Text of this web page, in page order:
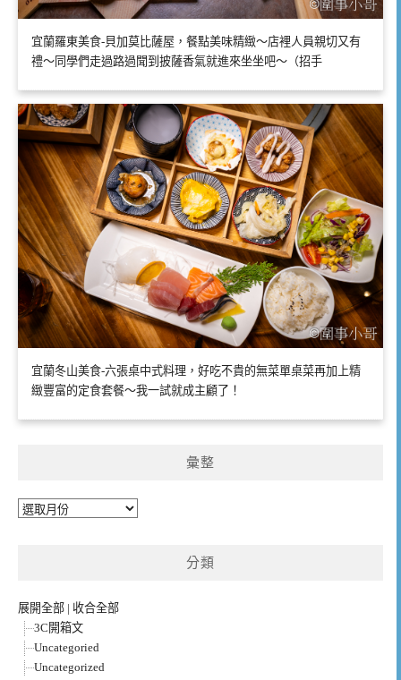
宜蘭羅東美食-貝加莫比薩屋，餐點美味精緻～店裡人員親切又有
禮～同學們走過路過聞到披薩香氣就進來坐坐吧～（招手
宜蘭冬山美食-六張桌中式料理，好吃不貴的無菜單桌菜再加上精
緻豐富的定食套餐～我一試就成主顧了！
彙整
彙
分類
展開全部 | 收合全部
3C開箱文
Uncategoried
Uncategorized